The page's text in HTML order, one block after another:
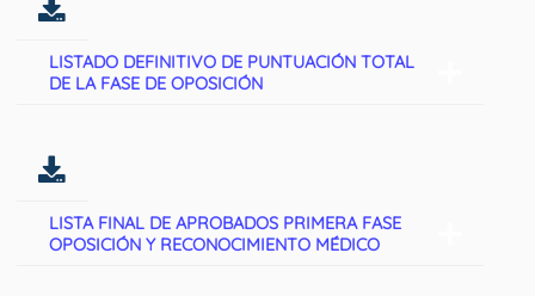
LISTADO DEFINITIVO DE PUNTUACIÓN TOTAL
DE LA FASE DE OPOSICIÓN
LISTA FINAL DE APROBADOS PRIMERA FASE
OPOSICIÓN Y RECONOCIMIENTO MÉDICO